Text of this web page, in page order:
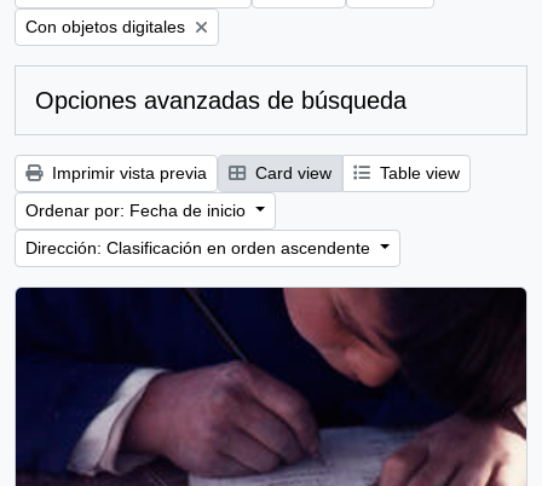
Remove filter:
Con objetos digitales
Opciones avanzadas de búsqueda
Imprimir vista previa Card view
Table view
Ordenar por: Fecha de inicio
Dirección: Clasificación en orden ascendente